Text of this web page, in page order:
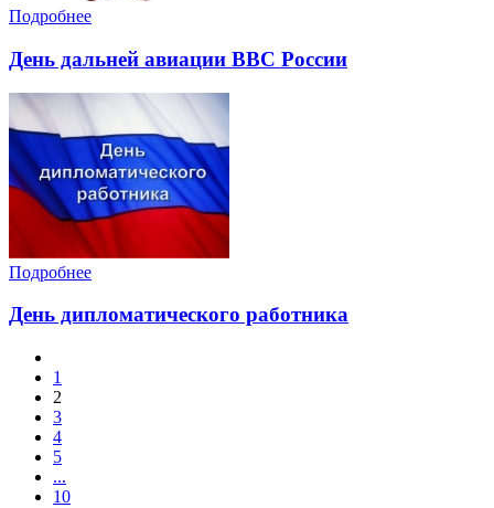
Подробнее
День дальней авиации ВВС России
Подробнее
День дипломатического работника
1
2
3
4
5
...
10